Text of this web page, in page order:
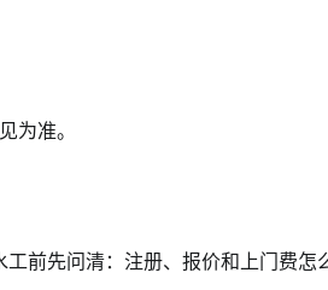
为准。
工前先问清：注册、报价和上门费怎